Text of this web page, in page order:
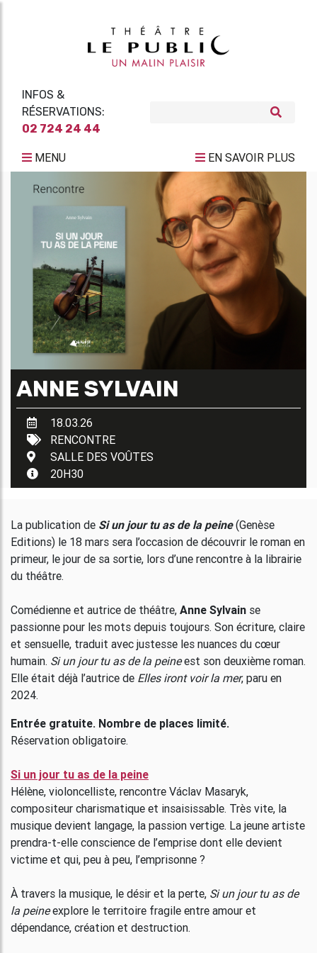
INFOS &
RÉSERVATIONS:
02 724 24 44
MENU EN SAVOIR PLUS
ANNE SYLVAIN
18.03.26
RENCONTRE
SALLE DES VOÛTES
20H30
La publication de Si un jour tu as de la peine(Genèse
Editions) le 18 mars sera l’occasion de découvrir le roman en
primeur, le jour de sa sortie, lors d’une rencontre à la librairie
du théâtre.
Comédienne et autrice de théâtre, Anne Sylvain se
passionne pour les mots depuis toujours. Son écriture, claire
et sensuelle, traduit avec justesse les nuances du cœur
humain. Si un jour tu as de la peineest son deuxième roman.
Elle était déjà l’autrice de Elles iront voir la mer, paru en
2024.
Entrée gratuite. Nombre de places limité.
Réservation obligatoire.
Si un jour tu as de la peine
Hélène, violoncelliste, rencontre Václav Masaryk,
compositeur charismatique et insaisissable. Très vite, la
musique devient langage, la passion vertige. La jeune artiste
prendra-t-elle conscience de l’emprise dont elle devient
victime et qui, peu à peu, l’emprisonne ?
À travers la musique, le désir et la perte, Si un jour tu as de
la peineexplore le territoire fragile entre amour et
dépendance, création et destruction.